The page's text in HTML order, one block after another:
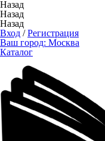
Назад
Назад
Назад
Вход /Регистрация
Ваш город: Москва
Каталог